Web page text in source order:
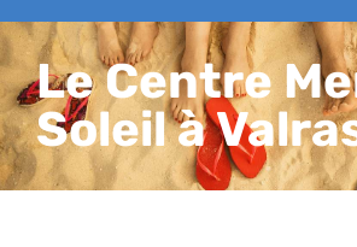
Le Centre
Soleil à